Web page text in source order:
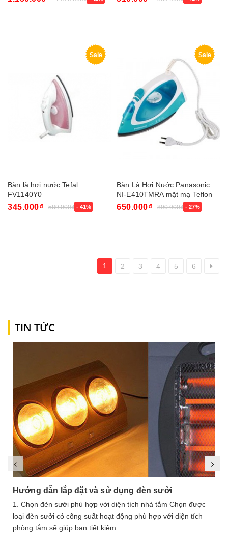
Sale
Bàn là hơi nước Tefal
FV1140Y0
345.000₫ 589.000₫ - 41%
Sale
Bàn Là Hơi Nước Panasonic
NI-E410TMRA mặt mạ Teflon
650.000₫ 890.000₫ - 27%
1 2 3 4 5 6
TIN TỨC
Hướng dẫn lắp đặt và sử dụng đèn sưởi
1. Chọn đèn sưởi phù hợp với diện tích nhà tắm Chọn được
loại đèn sưởi có công suất hoạt động phù hợp với diện tích
phòng tắm sẽ giúp bạn tiết kiệm...